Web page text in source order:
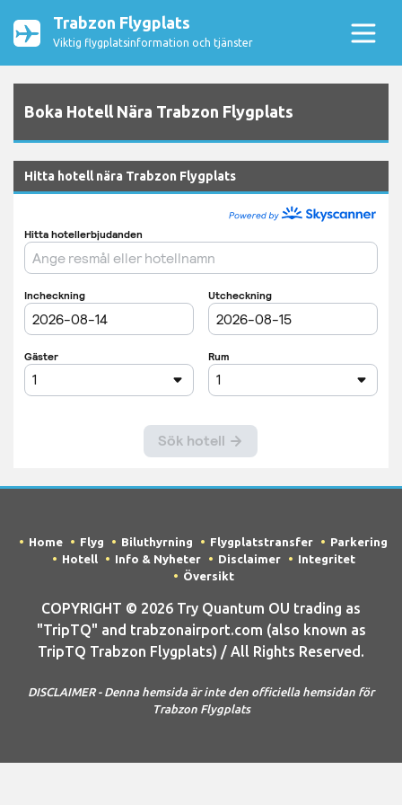
Trabzon Flygplats
Viktig flygplatsinformation och tjänster
Boka Hotell Nära Trabzon Flygplats
Hitta hotell nära Trabzon Flygplats
Home Flyg Biluthyrning Flygplatstransfer
Parkering
Hotell
Info & Nyheter Disclaimer
Integritet
Översikt
COPYRIGHT © 2026 Try Quantum OU trading as
"TripTQ" and trabzonairport.com (also known as
TripTQ Trabzon Flygplats) / All Rights Reserved.
DISCLAIMER - Denna hemsida är inte den officiella hemsidan för
Trabzon Flygplats